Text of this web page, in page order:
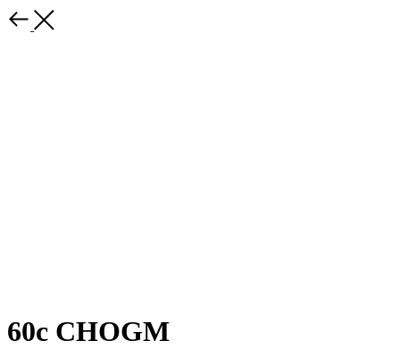
60c CHOGM